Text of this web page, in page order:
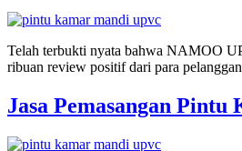
Telah terbukti nyata bahwa NAMOO
ribuan review positif dari para
Jasa Pemasangan